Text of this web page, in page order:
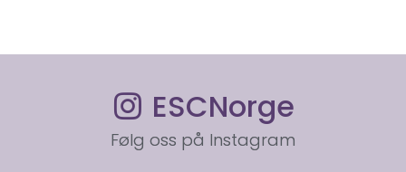
ESCNorge
Følg oss på Instagram